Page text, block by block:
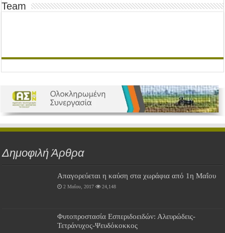
Team
Δημοφιλή Άρθρα
Απαγορεύεται η καύση στα χωράφια από 1η Μαΐου
2 Μαΐου, 2017 24,148
Φυτοπροστασία Εσπεριδοειδών: Αλευρώδεις-
Τετράνυχος-Ψευδόκοκκος